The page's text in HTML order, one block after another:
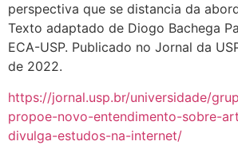
perspectiva que se distancia da
Texto adaptado de Diogo Bachega
ECA-USP. Publicado no Jornal da
de 2022.
https://jornal.usp.br/universidade/
propoe-novo-entendimento-sobre-
divulga-estudos-na-internet/